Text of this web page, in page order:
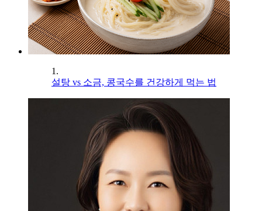
1.
설탕 vs 소금, 콩국수를 건강하게 먹는 법